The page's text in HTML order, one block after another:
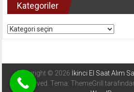
Kategoriler
Kategoriler
Copyright © 2026 İkinci El Saat Alım
reserved. Tema: ThemeGrill